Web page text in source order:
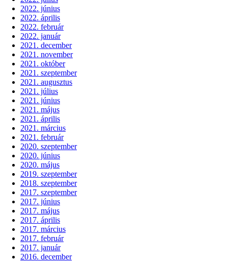
2022. június
2022. április
2022. február
2022. január
2021. december
2021. november
2021. október
2021. szeptember
2021. augusztus
2021. július
2021. június
2021. május
2021. április
2021. március
2021. február
2020. szeptember
2020. június
2020. május
2019. szeptember
2018. szeptember
2017. szeptember
2017. június
2017. május
2017. április
2017. március
2017. február
2017. január
2016. december